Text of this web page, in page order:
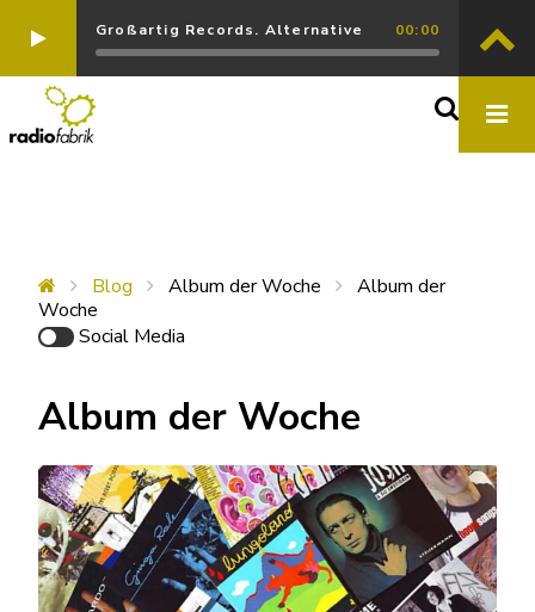
Großartig Records. Alternative 00:00
Blog Album der Woche
Album der
Woche
Social Media
Album der Woche